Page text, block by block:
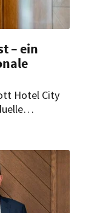
– ein
Hotel City
sieht für